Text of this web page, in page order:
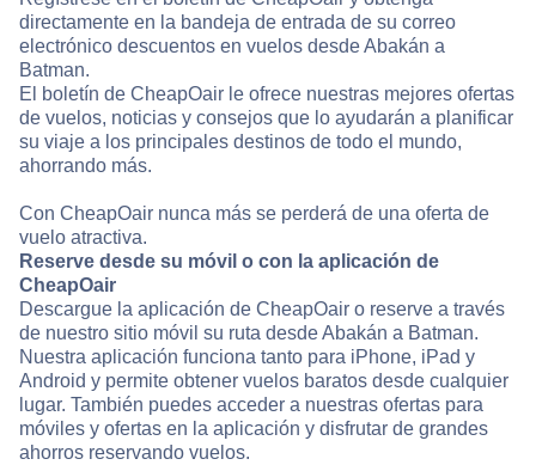
directamente en la bandeja de entrada de su correo
electrónico descuentos en vuelos desde Abakán a
Batman.
El boletín de CheapOair le ofrece nuestras mejores ofertas
de vuelos, noticias y consejos que lo ayudarán a planificar
su viaje a los principales destinos de todo el mundo,
ahorrando más.
Con CheapOair nunca más se perderá de una oferta de
vuelo atractiva.
Reserve desde su móvil o con la aplicación de
CheapOair
Descargue la aplicación de CheapOair o reserve a través
de nuestro sitio móvil su ruta desde Abakán a Batman.
Nuestra aplicación funciona tanto para iPhone, iPad y
Android y permite obtener vuelos baratos desde cualquier
lugar. También puedes acceder a nuestras ofertas para
móviles y ofertas en la aplicación y disfrutar de grandes
ahorros reservando vuelos.